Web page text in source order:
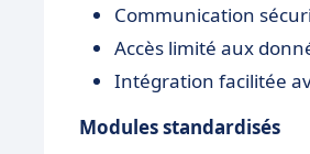
Communication
Accès limité aux
Intégration facilitée
Modules standardisés